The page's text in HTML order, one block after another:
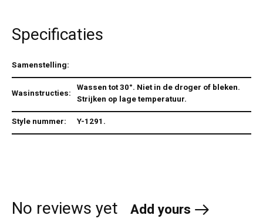
Specificaties
Samenstelling:
Wasinstructies: Wassen tot 30°. Niet in de droger of bleken.
Strijken op lage temperatuur.
Style nummer:
Y-1291.
No reviews yet Add yours